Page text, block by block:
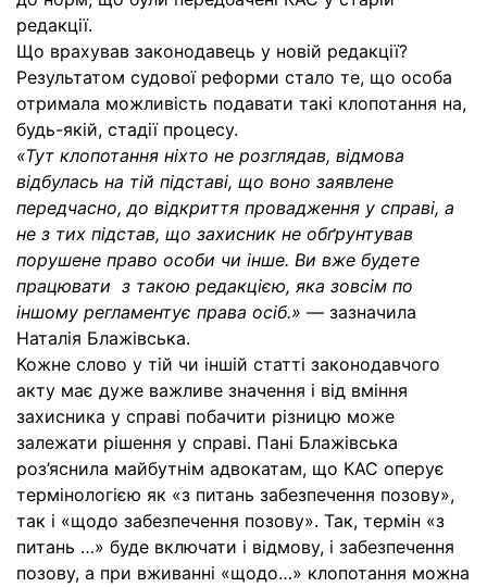
редакції.
Що врахував законодавець у новій редакції?
Результатом судової реформи стало те, що особа
отримала можливість подавати такі клопотання на,
будь-якій, стадії процесу.
«Тут клопотання ніхто не розглядав, відмова
відбулась на тій підставі, що воно заявлене
передчасно, до відкриття провадження у справі, а
не з тих підстав, що захисник не обґрунтував
порушене право особи чи інше. Ви вже будете
працювати з такою редакцією, яка зовсім по
іншому регламентує права осіб.» — зазначила
Наталія Блажівська.
Кожне слово у тій чи іншій статті законодавчого
акту має дуже важливе значення і від вміння
захисника у справі побачити різницю може
залежати рішення у справі. Пані Блажівська
роз’яснила майбутнім адвокатам, що КАС оперує
термінологією як «з питань забезпечення позову»,
так і «щодо забезпечення позову». Так, термін «з
питань …» буде включати і відмову, і забезпечення
позову, а при вживанні «щодо…» клопотання можна